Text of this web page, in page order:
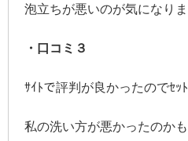
泡立ちが悪いのが気になりま
・口コミ３
ｻｲﾄで評判が良かったのでｾｯ
私の洗い方が悪かったのか